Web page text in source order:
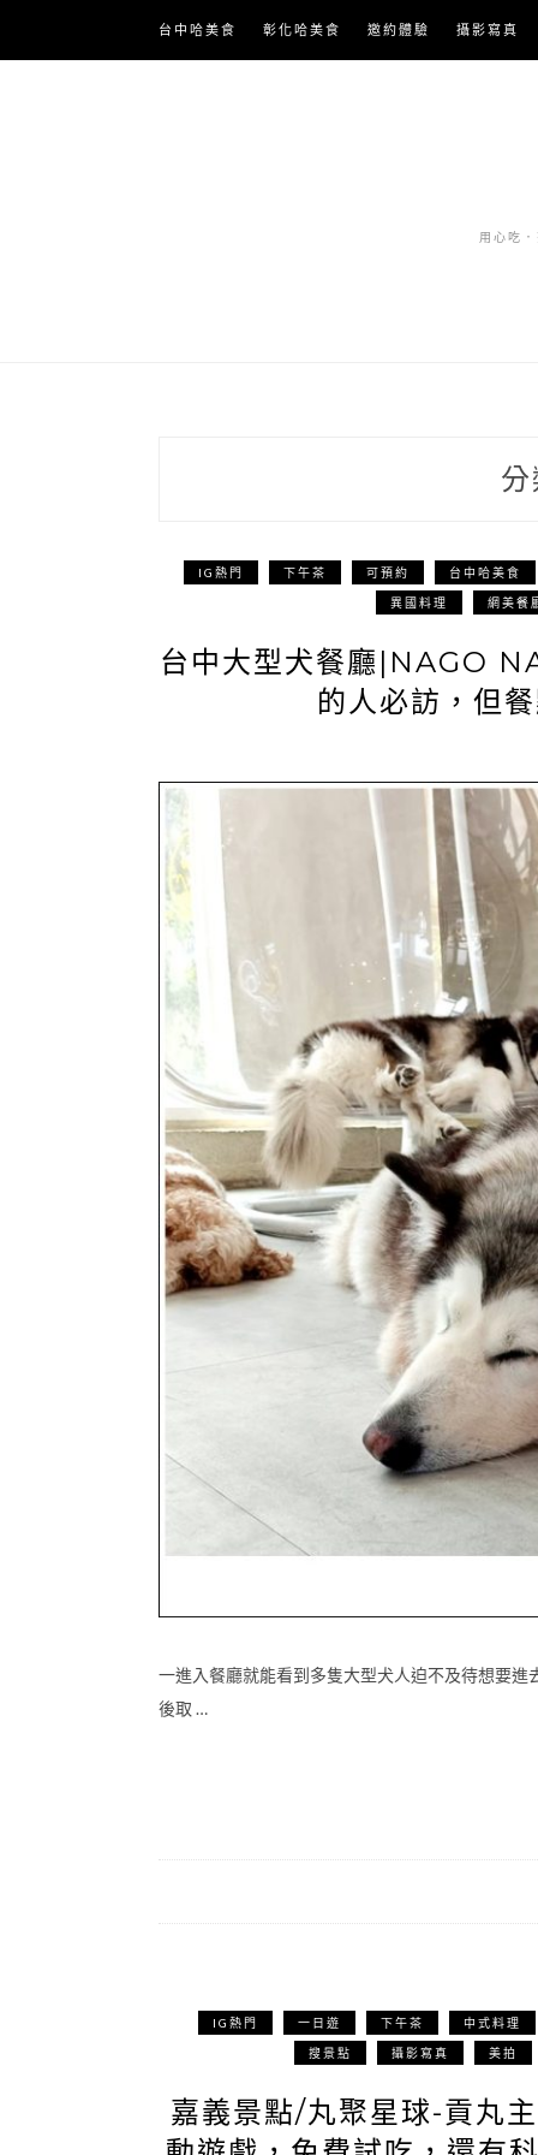
content
台中哈美食 彰化哈美食 邀約體驗 攝影寫真
用心吃
IG熱門 下午茶 可預約 台中哈美食
異國料理 網美餐
台中大型犬餐廳|NAGO
的人必訪，但
一進入餐廳就能看到多隻大型犬人迫不及待想要
後取 …
IG熱門 一日遊 下午茶 中式料理
搜景點 攝影寫真 美拍
嘉義景點/丸聚星球-貢丸